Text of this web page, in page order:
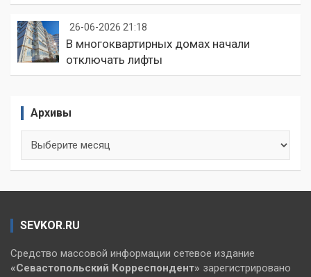
26-06-2026 21:18
В многоквартирных домах начали
отключать лифты
Архивы
SEVKOR.RU
Средство массовой информации сетевое издание
«Севастопольский Корреспондент» зарегистрировано